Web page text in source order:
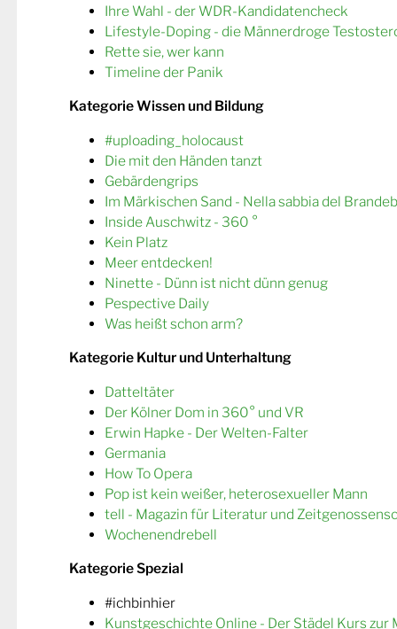
Ihre Wahl - der WDR-Kandidatencheck
Lifestyle-Doping - die Männerdroge
Rette sie, wer kann
Timeline der Panik
Kategorie Wissen und Bildung
#uploading_holocaust
Die mit den Händen tanzt
Gebärdengrips
Im Märkischen Sand - Nella sabbia del
Inside Auschwitz - 360 °
Kein Platz
Meer entdecken!
Ninette - Dünn ist nicht dünn genug
Pespective Daily
Was heißt schon arm?
Kategorie Kultur und Unterhaltung
Datteltäter
Der Kölner Dom in 360° und VR
Erwin Hapke - Der Welten-Falter
Germania
How To Opera
Pop ist kein weißer, heterosexueller Mann
tell - Magazin für Literatur und
Wochenendrebell
Kategorie Spezial
#ichbinhier
Kunstgeschichte Online - Der Städel Kurs zur